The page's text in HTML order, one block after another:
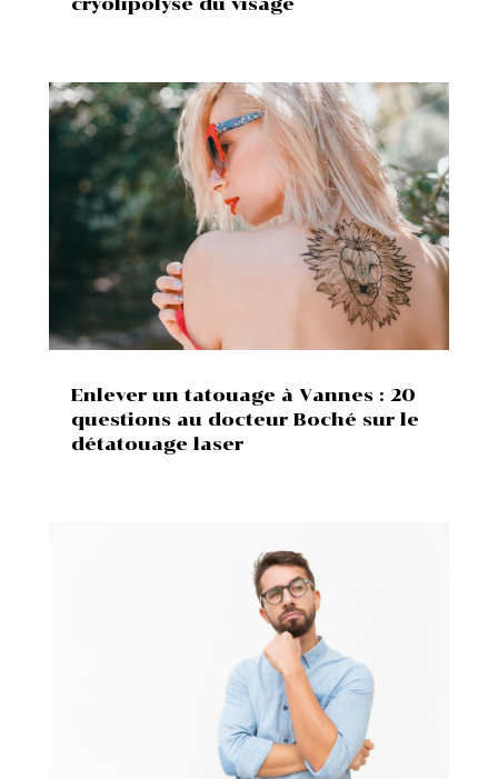
Enlever un tatouage à Vannes : 20
questions au docteur Boché sur le
détatouage laser